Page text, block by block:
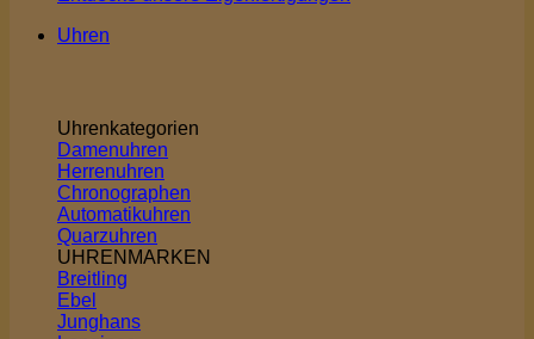
Uhren
Uhrenkategorien
Damenuhren
Herrenuhren
Chronographen
Automatikuhren
Quarzuhren
UHRENMARKEN
Breitling
Ebel
Junghans